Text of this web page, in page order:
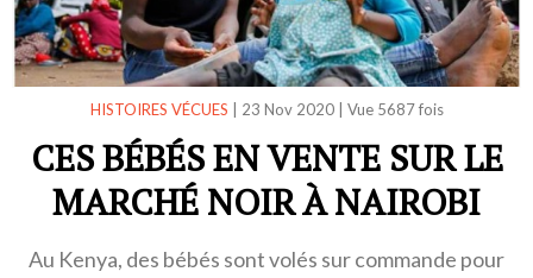
HISTOIRES VÉCUES 23 Nov 2020| Vue 5687 fois
CES BÉBÉS EN VENTE SUR LE
MARCHÉ NOIR À NAIROBI
Au Kenya, des bébés sont volés sur commande pour